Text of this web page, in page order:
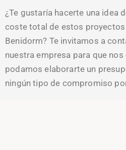
¿Te gustaría hacerte una idea
coste total de estos
Benidorm? Te invitamos a
nuestra empresa para que
podamos elaborarte un
ningún tipo de compromiso